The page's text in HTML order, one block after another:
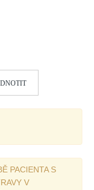
PACIENTA S
V